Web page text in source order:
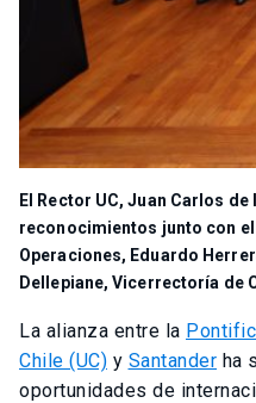
El Rector UC, Juan Carlos
reconocimientos junto con
Operaciones, Eduardo
Dellepiane, Vicerrectoría de
La alianza entre la
Chile (UC) y Santander ha
oportunidades de